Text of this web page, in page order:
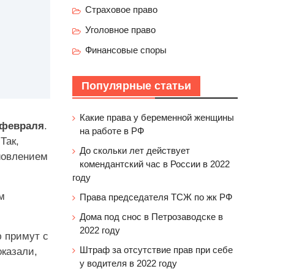
.
примут с
Страховое право
Уголовное право
Финансовые споры
Популярные статьи
Какие права у беременной женщины
на работе в РФ
До скольки лет действует
комендантский час в России в 2022
году
Права председателя ТСЖ по жк РФ
Дома под снос в Петрозаводске в
2022 году
Штраф за отсутствие прав при себе
у водителя в 2022 году